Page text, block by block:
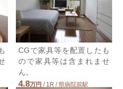
島市南区宇品神田２丁目
広島電鉄宇品線/宇品三丁目
宇品線/宇品三丁目 歩4分
㎡ / 築44年
島市南区宇品神田２丁目
広島高速交通アストラムライ
CGで家具等を配置したも
ので家具等は含まれませ
ん。
4.8万円 / 1R / 県病院前駅